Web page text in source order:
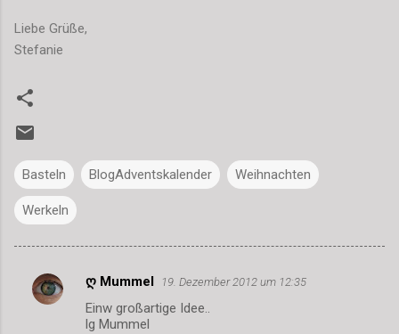
Liebe Grüße,
Stefanie
Basteln BlogAdventskalender Weihnachten
Werkeln
K
ღ Mummel 19. Dezember 2012 um 12:35
Einw großartige Idee..
lg Mummel